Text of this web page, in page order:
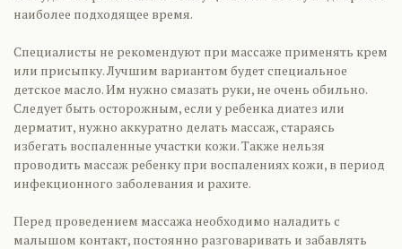
наиболее подходящее время.
Специалисты не рекомендуют при массаже применять крем
или присыпку. Лучшим вариантом будет специальное
детское масло. Им нужно смазать руки, не очень обильно.
Следует быть осторожным, если у ребенка диатез или
дерматит, нужно аккуратно делать массаж, стараясь
избегать воспаленные участки кожи. Также нельзя
проводить массаж ребенку при воспалениях кожи, в период
инфекционного заболевания и рахите.
Перед проведением массажа необходимо наладить с
малышом контакт, постоянно разговаривать и забавлять